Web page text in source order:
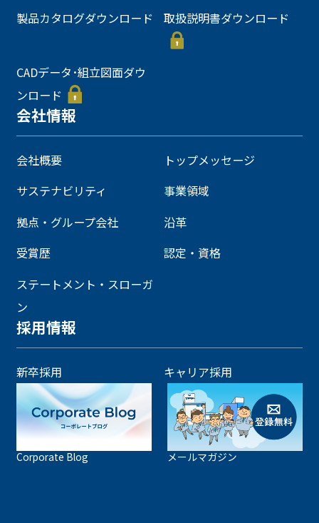
製品カタログダウンロード 取扱説明書ダウンロード
CADデータ･組立図面ダウ
ンロード
会社情報
会社概要
トップメッセージ
サステナビリティ
事業領域
拠点・グループ会社
沿革
受賞歴
認定・資格
ステートメント・スローガ
ン
採用情報
新卒採用 キャリア採用
Corporate Blog メールマガジン